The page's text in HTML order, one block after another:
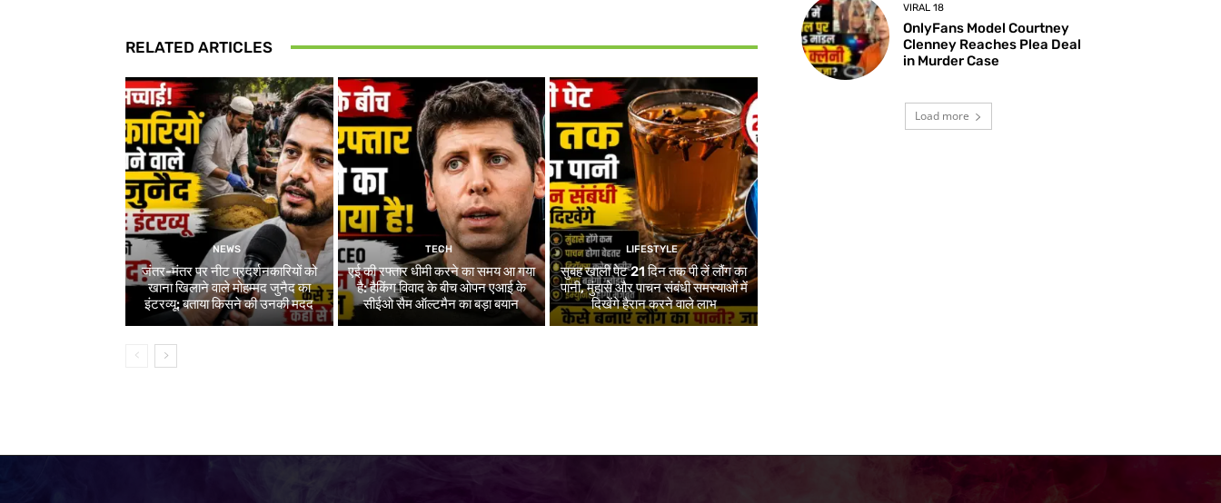
RELATED ARTICLES
NEWS
जंतर-मंतर पर नीट प्रदर्शनकारियों को
खाना खिलाने वाले मोहम्मद जुनैद का
इंटरव्यू: बताया किसने की उनकी मदद
TECH
एई की रफ्तार धीमी करने का समय आ गया
है: हैकिंग विवाद के बीच ओपन एआई के
सीईओ सैम ऑल्टमैन का बड़ा बयान
LIFESTYLE
सुबह खाली पेट 21 दिन तक पी लें लौंग का
पानी, मुंहासे और पाचन संबंधी समस्याओं में
दिखेंगे हैरान करने वाले लाभ
VIRAL 18
OnlyFans Model Courtney
Clenney Reaches Plea Deal
in Murder Case
Load more